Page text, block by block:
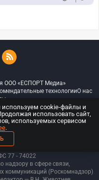
ООО «ЕСПОРТ Медиа»
технологииО нас
права защищены
средств массовой
77 - 74022
надзору в сфере связи,
коммуникаций (Роскомнадзор)
cookie-файлы и
использовать сайт,
используемых сервисом
.